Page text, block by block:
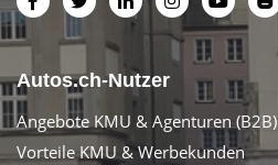
Autos.ch-Nutzer
Angebote KMU & Agenturen (B2B)
Vorteile KMU & Werbekunden